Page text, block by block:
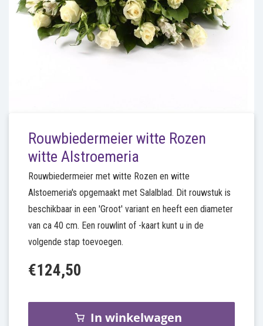
Rouwbiedermeier witte Rozen
witte Alstroemeria
Rouwbiedermeier met witte Rozen en witte
Alstoemeria's opgemaakt met Salalblad. Dit rouwstuk is
beschikbaar in een 'Groot' variant en heeft een diameter
van ca 40 cm. Een rouwlint of -kaart kunt u in de
volgende stap toevoegen.
€124,50
In winkelwagen